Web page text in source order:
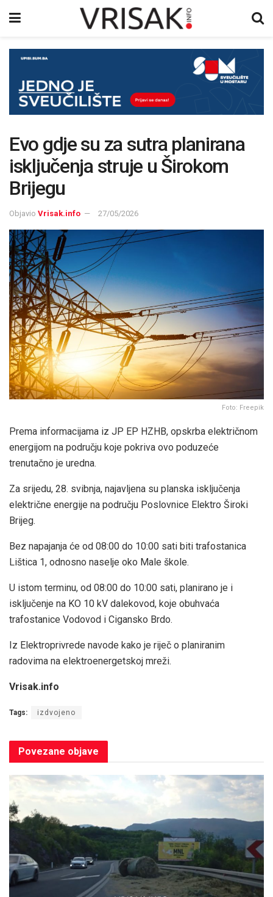
Evo gdje su za sutra planirana
isključenja struje u Širokom
Brijegu
Objavio Vrisak.info 27/05/2026
Foto: Freepik
Prema informacijama iz JP EP HZHB, opskrba električnom
energijom na području koje pokriva ovo poduzeće
trenutačno je uredna.
Za srijedu, 28. svibnja, najavljena su planska isključenja
električne energije na području Poslovnice Elektro Široki
Brijeg.
Bez napajanja će od 08:00 do 10:00 sati biti trafostanica
Lištica 1, odnosno naselje oko Male škole.
U istom terminu, od 08:00 do 10:00 sati, planirano je i
isključenje na KO 10 kV dalekovod, koje obuhvaća
trafostanice Vodovod i Cigansko Brdo.
Iz Elektroprivrede navode kako je riječ o planiranim
radovima na elektroenergetskoj mreži.
Vrisak.info
Tags: izdvojeno
Povezane objave